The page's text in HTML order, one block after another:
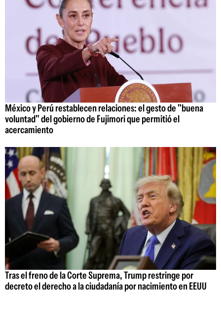
México y Perú restablecen relaciones: el gesto de "buena
voluntad" del gobierno de Fujimori que permitió el
acercamiento
Tras el freno de la Corte Suprema, Trump restringe por
decreto el derecho a la ciudadanía por nacimiento en EEUU